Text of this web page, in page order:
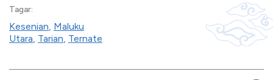
Tagar:
Kesenian, Maluku
Utara, Tarian, Ternate